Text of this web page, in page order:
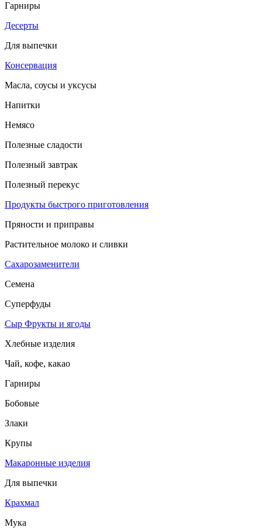
Гарниры
Десерты
Для выпечки
Консервация
Масла, соусы и уксусы
Напитки
Немясо
Полезные сладости
Полезный завтрак
Полезный перекус
Продукты быстрого приготовления
Пряности и приправы
Растительное молоко и сливки
Сахарозаменители
Семена
Суперфуды
Сыр Фрукты и ягоды
Хлебные изделия
Чай, кофе, какао
Гарниры
Бобовые
Злаки
Крупы
Макаронные изделия
Для выпечки
Крахмал
Мука